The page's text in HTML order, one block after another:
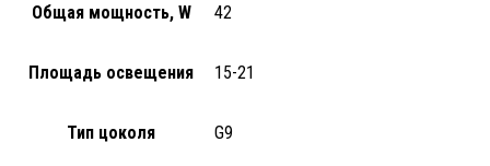
Общая мощность, W 42
Площадь освещения 15-21
Тип цоколя G9